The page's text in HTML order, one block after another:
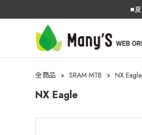
■
全商品 » SRAM MTB » NX Eagle
NX Eagle